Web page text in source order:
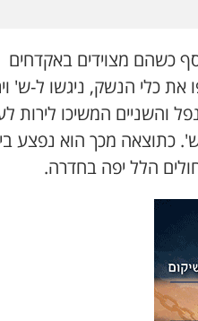
כשהם מצוידים באקדחים
כלי הנשק, ניגשו ל-ש'
והשניים המשיכו לירות
של ש'. כתוצאה מכך הוא נפצע
הלל יפה בחדרה.